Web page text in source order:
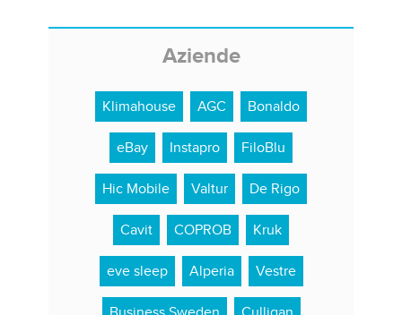
Aziende
Klimahouse AGC Bonaldo
eBay Instapro FiloBlu
Hic Mobile Valtur De Rigo
Cavit COPROB Kruk
eve sleep Alperia Vestre